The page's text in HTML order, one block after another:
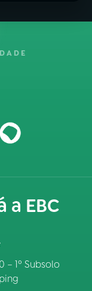
a EBC
– 1º Subsolo